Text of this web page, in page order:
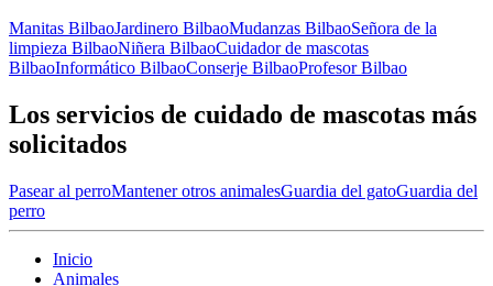
Manitas BilbaoJardinero BilbaoMudanzas BilbaoSeñora de la
limpieza BilbaoNiñera BilbaoCuidador de mascotas
BilbaoInformático BilbaoConserje BilbaoProfesor Bilbao
Los servicios de cuidado de mascotas más
solicitados
Pasear al perroMantener otros animalesGuardia del gatoGuardia del
perro
Inicio
Animales